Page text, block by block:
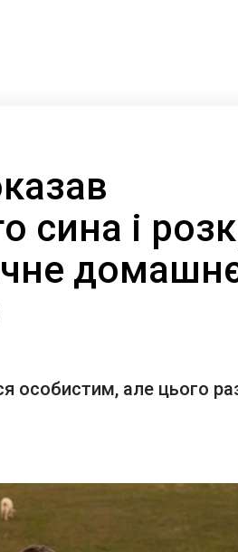
сина і
особистим, але цього